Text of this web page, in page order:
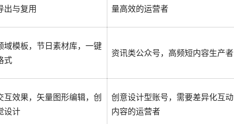
出与复用
量高效的运营者
域模板，节日素材库，一键
式
资讯类公众号，高频短内容生产者
互效果，矢量图形编辑，创
设计
创意设计型账号，需要差异化互动
内容的运营者